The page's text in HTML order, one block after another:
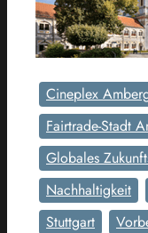
Cineplex
Fairtrade-Stadt
Globales
Nachhaltigkeit
Stuttgart